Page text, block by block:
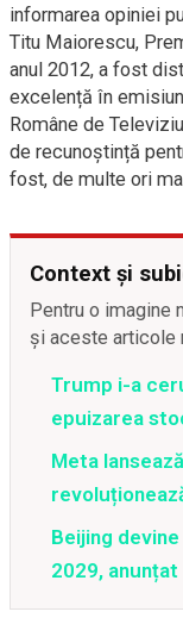
informarea opiniei
Titu Maiorescu,
anul 2012, a fost
excelență în
Române de
de recunoștință
fost, de multe ori
Context și
Pentru o imagine
și aceste articole
Trump i-a
epuizarea
Meta
Beijing
2029, anunțat